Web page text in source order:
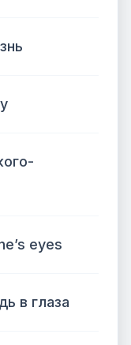
eyes
в глаза